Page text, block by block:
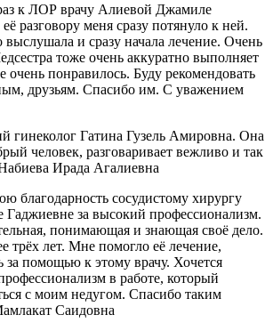
к ЛОР врачу Алиевой Джамиле
разговору меня сразу потянуло к ней.
и сразу начала лечение. Очень
тоже очень аккуратно выполняет
понравилось. Буду рекомендовать
друзьям. Спасибо им. С уважением
гинеколог Гатина Гузель Амировна. Она
человек, разговаривает вежливо и так
Ирада Агалиевна
благодарность сосудистому хирургу
за высокий профессионализм.
понимающая и знающая своё дело.
трёх лет. Мне помогло её лечение,
помощью к этому врачу. Хочется
в работе, который
с моим недугом. Спасибо таким
Саидовна